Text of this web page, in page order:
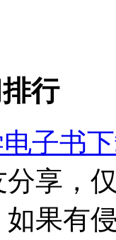
行
电子书
享，
如果有